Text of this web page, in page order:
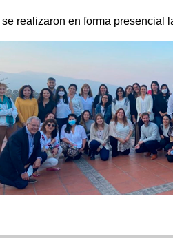
realizaron en forma presencial